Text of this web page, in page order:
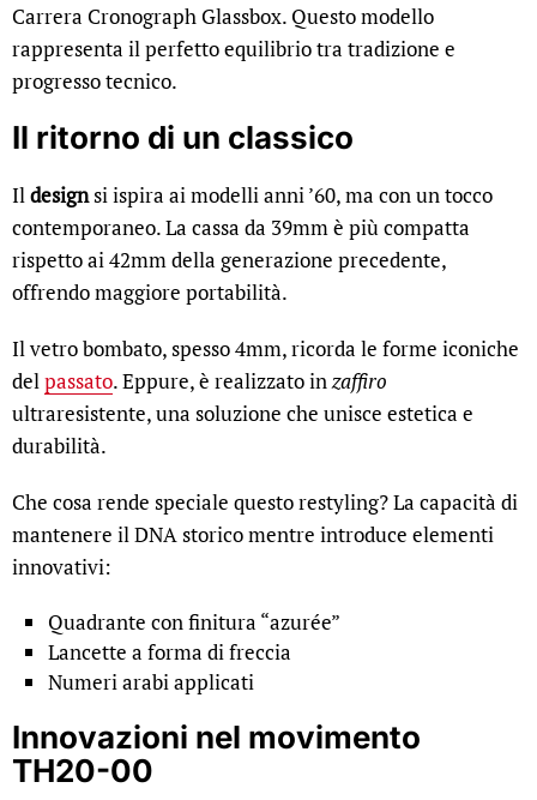
Carrera Cronograph Glassbox. Questo modello
rappresenta il perfetto equilibrio tra tradizione e
progresso tecnico.
Il ritorno di un classico
Ildesignsi ispira ai modelli anni ’60, ma con un tocco
contemporaneo. La cassa da 39mm è più compatta
rispetto ai 42mm della generazione precedente,
offrendo maggiore portabilità.
Il vetro bombato, spesso 4mm, ricorda le forme iconiche
delpassato. Eppure, è realizzato inzaffiro
ultraresistente, una soluzione che unisce estetica e
durabilità.
Che cosa rende speciale questo restyling? La capacità di
mantenere il DNA storico mentre introduce elementi
innovativi:
Quadrante con finitura “azurée”
Lancette a forma di freccia
Numeri arabi applicati
Innovazioni nel movimento
TH20-00